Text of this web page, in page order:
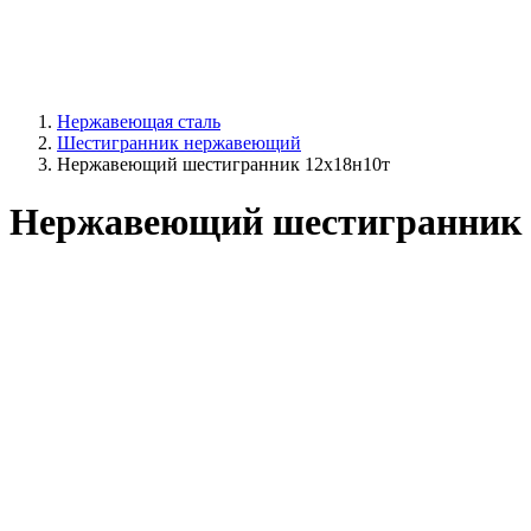
Нержавеющая сталь
Шестигранник нержавеющий
Нержавеющий шестигранник 12х18н10т
Нержавеющий шестигранник